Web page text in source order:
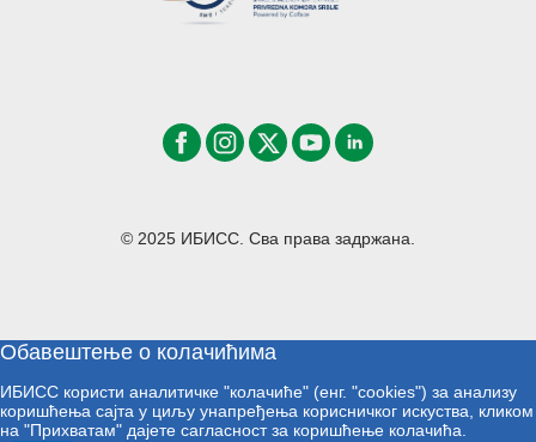
© 2025 ИБИСС. Сва права задржана.
Обавештење о колачићима
ИБИСС користи аналитичке "колачиће" (енг. "cookies") за анализу
коришћења сајта у циљу унапређења корисничког искуства, кликом
на "Прихватам" дајете сагласност за коришћење колачића.